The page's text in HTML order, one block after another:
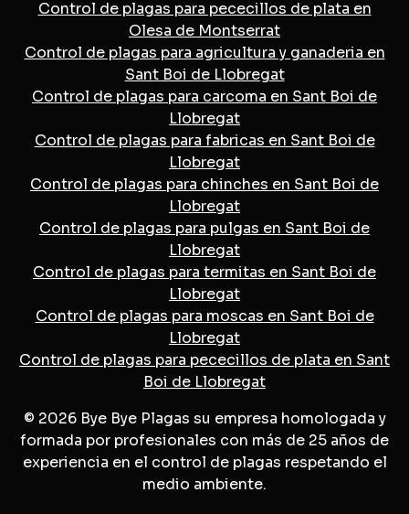
Control de plagas para pececillos de plata en
Olesa de Montserrat
Control de plagas para agricultura y ganaderia en
Sant Boi de Llobregat
Control de plagas para carcoma en Sant Boi de
Llobregat
Control de plagas para fabricas en Sant Boi de
Llobregat
Control de plagas para chinches en Sant Boi de
Llobregat
Control de plagas para pulgas en Sant Boi de
Llobregat
Control de plagas para termitas en Sant Boi de
Llobregat
Control de plagas para moscas en Sant Boi de
Llobregat
Control de plagas para pececillos de plata en Sant
Boi de Llobregat
© 2026 Bye Bye Plagas su empresa homologada y
formada por profesionales con más de 25 años de
experiencia en el control de plagas respetando el
medio ambiente.